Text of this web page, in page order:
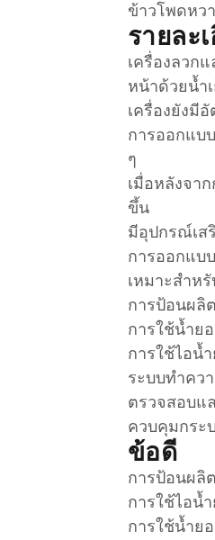
ข้าวโพดหว
รายละ
เครื่องลวก
หน้าด้วยน้ำ
เครื่องยังมี
การออกแบ
ๆ
เมื่อหลังจา
ขึ้น
มีอุปกรณ์เส
การออกแบ
เหมาะสำห
การป้อนผลิ
การใช้น้ำย
การใช้ไอน้
ระบบทำคว
ตรวจสอบแ
ควบคุมกระ
ข้อดี
การป้อนผลิ
การใช้ไอน้
การใช้น้ำย